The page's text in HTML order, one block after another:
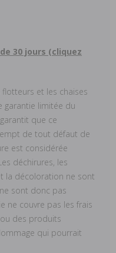
30 jours (cliquez
flotteurs et les chaises
garantie limitée du
que ce
de tout défaut de
est considérée
déchirures, les
la décoloration ne sont
sont donc pas
ne couvre pas les frais
des produits
qui pourrait